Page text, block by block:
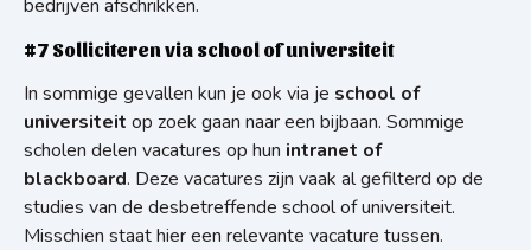
bedrijven afschrikken.
#7 Solliciteren via school of universiteit
In sommige gevallen kun je ook via je school of
universiteit op zoek gaan naar een bijbaan. Sommige
scholen delen vacatures op hun intranet of
blackboard. Deze vacatures zijn vaak al gefilterd op de
studies van de desbetreffende school of universiteit.
Misschien staat hier een relevante vacature tussen.